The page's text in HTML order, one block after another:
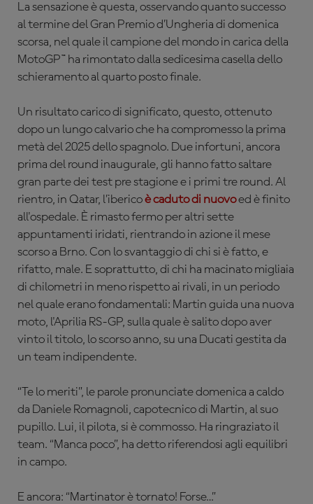
La sensazione è questa, osservando quanto successo
al termine del Gran Premio d’Ungheria di domenica
scorsa, nel quale il campione del mondo in carica della
MotoGP™ ha rimontato dalla sedicesima casella dello
schieramento al quarto posto finale.
Un risultato carico di significato, questo, ottenuto
dopo un lungo calvario che ha compromesso la prima
metà del 2025 dello spagnolo. Due infortuni, ancora
prima del round inaugurale, gli hanno fatto saltare
gran parte dei test pre stagione e i primi tre round. Al
rientro, in Qatar, l’ibericoè caduto di nuovoed è finito
all'ospedale. È rimasto fermo per altri sette
appuntamenti iridati, rientrando in azione il mese
scorso a Brno. Con lo svantaggio di chi si è fatto, e
rifatto, male. E soprattutto, di chi ha macinato migliaia
di chilometri in meno rispetto ai rivali, in un periodo
nel quale erano fondamentali: Martin guida una nuova
moto, l'Aprilia RS-GP, sulla quale è salito dopo aver
vinto il titolo, lo scorso anno, su una Ducati gestita da
un team indipendente.
“Te lo meriti”, le parole pronunciate domenica a caldo
da Daniele Romagnoli, capotecnico di Martin, al suo
pupillo. Lui, il pilota, si è commosso. Ha ringraziato il
team. “Manca poco”, ha detto riferendosi agli equilibri
in campo.
E ancora: “Martinator è tornato! Forse…”